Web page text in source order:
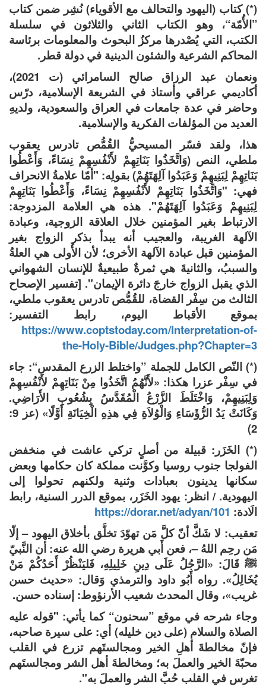
(*) كتاب (اليهود والتحالف مع الأقوياء) نُشِر ضمن كتاب
”الأُمّة“، وهو الكتاب الثاني والثلاثون في سلسلة
الكتب، التي يُصْدرها مركزُ البحوث والمعلومات برئاسة
المحاكم الشرعية والشئون الدينية في دولة قطر.
ونعمان عبد الرزاق صالح السامرائي (ت 2021)،
أكاديمي عراقي وأستاذ في الشريعة الإسلامية، درّس
وحاضر في عدة جامعات في العراق والسعودية، ولديهِ
العديد من المؤلفات الفكرية والإسلامية.
هذا، ولقد فسّر المسيحيُّ القُمُّص تادرس يعقوب
ملطي، النص (وَاتَّخَذُوا بَنَاتِهِمْ لأَنْفُسِهِمْ نِسَاءً، وَأَعْطُوا
بَنَاتِهِمْ لِبَنِيهِمْ وَعَبَدُوا آلِهَتَهُمْ) بقولِه: "أمّا علامةُ الانحراف
فهي: "وَاتَّخَذُوا بَنَاتِهِمْ لأَنْفُسِهِمْ نِسَاءً، وَأَعْطُوا بَنَاتِهِمْ
لِبَنِيهِمْ وَعَبَدُوا آلِهَتَهُمْ". هذه هي العلامة المزدوجة:
الارتباط بغير المؤمنين خلال العلاقة الزوجية، وعبادة
الآلهة الغريبة، والعجيب أنه يبدأ بذكر الزواج بغير
المؤمنين قبل عبادة الآلهة الأخرى؛ لأن الأُولى هي العلةُ
والسببُ، والثانيةَ هي ثمرةٌ طبيعيةٌ للإنسان الشهواني
الذي يقبل الزواج خارجَ دائرة الإيمان". [تفسير الإصحاح
الثالث من سِفْر القضاة، للقُمُّص تادرس يعقوب ملطي،
بموقع الأقباط اليوم، رابط التفسير:
https://www.coptstoday.com/Interpretation-of-
the-Holy-Bible/Judges.php?Chapter=3
(*) النّص الكامل للجملة ”واختلط الزرع المقدس“: جاء
في سِفْر عزرا هكذا: «لأَنَّهُمُ اتَّخَذُوا مِنْ بَنَاتِهِمْ لأَنْفُسِهِمْ
وَلِبَنِيهِمْ، وَاخْتَلَطَ الزَّرْعُ الْمُقَدَّسُ بِشُعُوبِ الأَرَاضِي.
وَكَانَتْ يَدُ الرُّؤَسَاءِ وَالْوُلاَةِ فِي هذِهِ الْخِيَانَةِ أَوَّلًا» (عز 9:
2)
(*) الخَزَر: قبيلة من أصلٍ تركي عاشت في منخفض
الفولجا جنوب روسيا وكوَّنت مملكة كان حكامها وبعض
سكانها يدينون بعبادات وثنية ولكنهم تحولوا إلى
اليهودية. / انظر: يهود الخَزَر، بموقع الدرر السنية، رابط
الَادة: https://dorar.net/adyan/101
تعقيب: لا شَكَّ أنّ كلَّ مَن تهوّدَ تخلَّق بأخلاق اليهود – إلّا
مَن رحِم اللهُ –، فعن أَبي هريرة رضي الله عنه: أن النَّبيّ
ﷺ قَالَ: «الرَّجُلُ عَلَى دِينِ خَلِيلِهِ، فَليَنْظُرْ أَحَدُكُمْ مَنْ
يُخَالِلُ». رواه أَبُو داود والترمذي وَقال: «حديث حسن
غريب»، وقال المحدث شعيب الأرنؤوط: إسناده حسن.
وجاء شرحه في موقع ”سحنون“ كما يأتي: "قوله عليه
الصلاة والسلام (على دين خليله) أي: على سيرة صاحبه،
فإنّ مخالطةَ أهلِ الخير ومجالستَهم تزرع في القلب
محبّةَ الخير والعملَ به؛ ومخالطةَ أهل الشر ومجالستَهم
تغرس في القلب حُبَّ الشر والعملَ به".